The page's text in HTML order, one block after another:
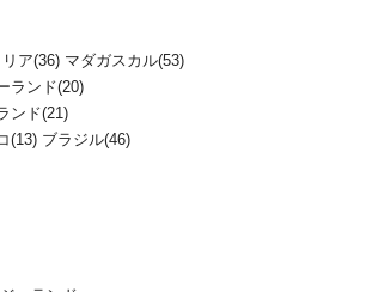
ア(36) マダガスカル(53)
ランド(20)
ンド(21)
(13) ブラジル(46)